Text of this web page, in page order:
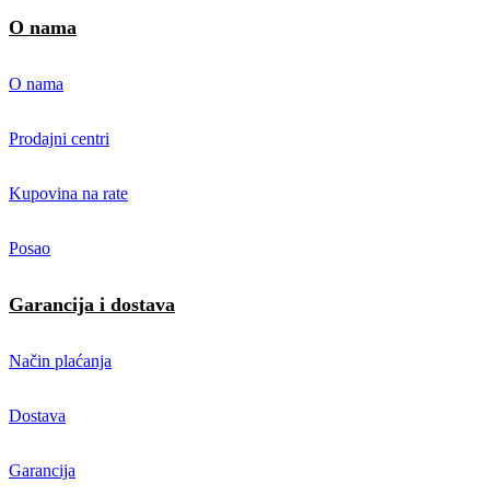
O nama
O nama
Prodajni centri
Kupovina na rate
Posao
Garancija i dostava
Način plaćanja
Dostava
Garancija